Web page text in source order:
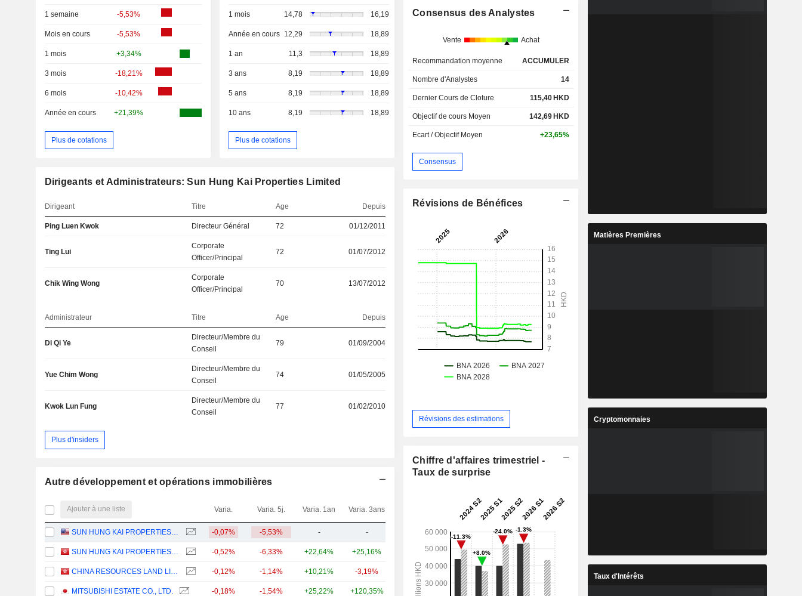
1 semaine -5,53%
Mois en cours -5,53%
1 mois +3,34%
3 mois -18,21%
6 mois -10,42%
Année en cours +21,39%
Plus de cotations
1 mois 14,78 16,19
Année en cours 12,29 18,89
1 an 11,3 18,89
3 ans 8,19 18,89
5 ans 8,19 18,89
10 ans 8,19 18,89
Plus de cotations
Dirigeants et Administrateurs: Sun Hung Kai Properties Limited
Dirigeant Titre Age Depuis
Ping Luen Kwok Directeur Général 72 01/12/2011
Ting Lui
Corporate
Officer/Principal
72 01/07/2012
Chik Wing Wong
Corporate
Officer/Principal
70 13/07/2012
Administrateur Titre Age Depuis
Di Qi Ye
Directeur/Membre du
Conseil
79 01/09/2004
Yue Chim Wong
Directeur/Membre du
Conseil
74 01/05/2005
Kwok Lun Fung
Directeur/Membre du
Conseil
77 01/02/2010
Plus d'insiders
Autre développement et opérations immobilières
Ajouter à une liste Varia. Varia. 5j. Varia. 1an Varia. 3ans
-0,07% -5,53% - - 42,62 Md
-0,52% -6,33% +22,64% +25,16% 42,62 Md
-0,12% -1,14% +10,21% -3,19% 29,83 Md
MITSUBISHI ESTATE CO., LTD. -0,18% -1,54% +25,22% +120,35% 29,25 Md
Consensus des Analystes
Vente Achat
Recommandation moyenne ACCUMULER
Nombre d'Analystes 14
Dernier Cours de Cloture 115,40 HKD
Objectif de cours Moyen 142,69 HKD
Ecart / Objectif Moyen +23,65%
Consensus
Révisions de Bénéfices
Révisions des estimations
Chiffre d'affaires trimestriel -
Taux de surprise
Matières Premières
Cryptomonnaies
Taux d'Intérêts